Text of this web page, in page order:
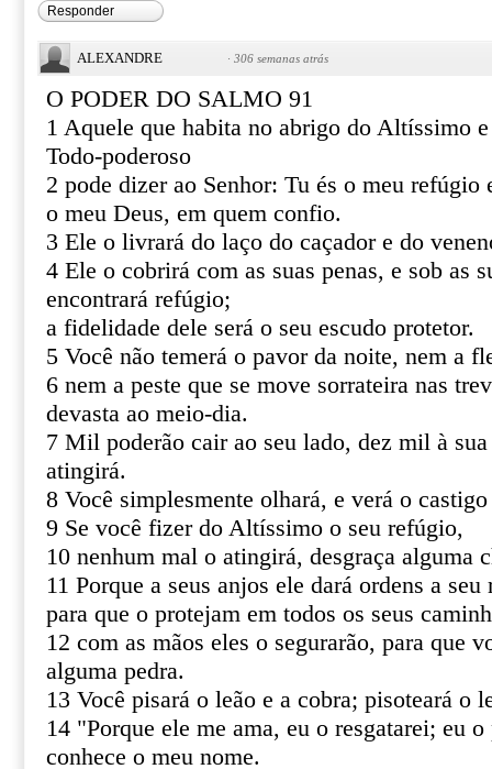
Responder
ALEXANDRE · 306 semanas atrás
O PODER DO SALMO 91
1 Aquele que habita no abrigo do Altíssimo
Todo-poderoso
2 pode dizer ao Senhor: Tu és o meu refúgio
o meu Deus, em quem confio.
3 Ele o livrará do laço do caçador e do
4 Ele o cobrirá com as suas penas, e sob as
encontrará refúgio;
a fidelidade dele será o seu escudo protetor.
5 Você não temerá o pavor da noite, nem a
6 nem a peste que se move sorrateira nas
devasta ao meio-dia.
7 Mil poderão cair ao seu lado, dez mil à
atingirá.
8 Você simplesmente olhará, e verá o
9 Se você fizer do Altíssimo o seu refúgio,
10 nenhum mal o atingirá, desgraça alguma
11 Porque a seus anjos ele dará ordens a seu
para que o protejam em todos os seus
12 com as mãos eles o segurarão, para que
alguma pedra.
13 Você pisará o leão e a cobra; pisoteará o
14 "Porque ele me ama, eu o resgatarei; eu
conhece o meu nome.